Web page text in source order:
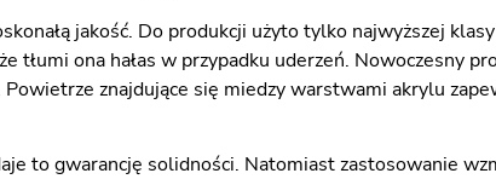
jakość. Do produkcji użyto tylko najwyższej
ona hałas w przypadku uderzeń. Nowoczesny
znajdujące się miedzy warstwami akrylu
to gwarancję solidności. Natomiast zastosowanie